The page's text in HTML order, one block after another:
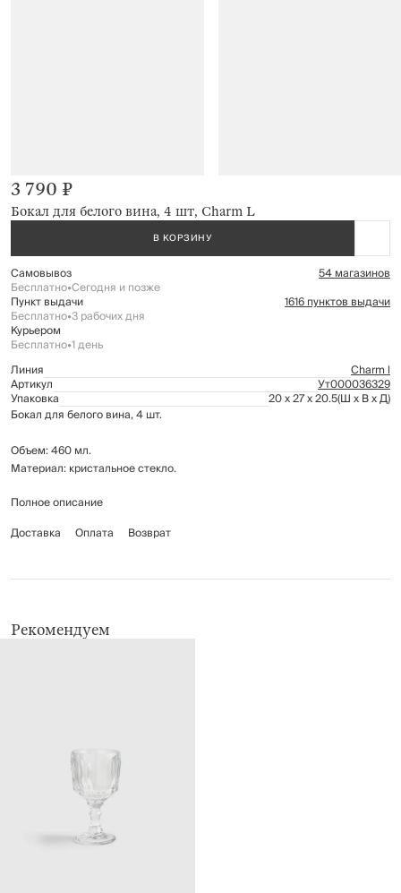
Бокал для белого вина, 4 шт, Charm L
3 790 ₽
В КОРЗИНУ
Самовывоз 54 магазинов
Бесплатно•Сегодня и позже
Пункт выдачи 1616 пунктов выдачи
Бесплатно•3 рабочих дня
Курьером
Бесплатно•1 день
Линия
Charm l
Артикул Ут000036329
Упаковка 20 x 27 x 20.5(Ш x В x Д)
Бокал для белого вина, 4 шт.
Объeм: 460 мл.
Материал: кристальное стекло.
Рекомендуется мыть вручную с применением мягких моющих средств.
губки.
стекла.
Полное описание
Доставка
Оплата Возврат
Рекомендуем